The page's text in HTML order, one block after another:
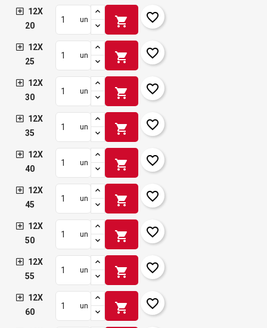
12X
20
un shopping_cart favorite_border
12X
25
un shopping_cart favorite_border
12X
30
un shopping_cart favorite_border
12X
35
un shopping_cart favorite_border
12X
40
un shopping_cart favorite_border
12X
45
un shopping_cart favorite_border
12X
50
un shopping_cart favorite_border
12X
55
un shopping_cart favorite_border
12X
60
un shopping_cart favorite_border